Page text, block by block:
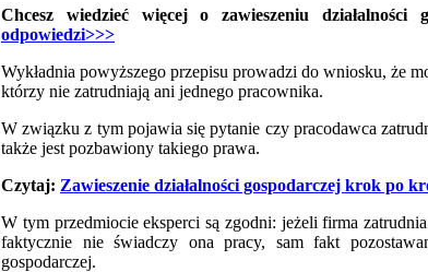
Chcesz wiedzieć więcej o zawieszeniu działalności
odpowiedzi>>>
Wykładnia powyższego przepisu prowadzi do wniosku, że
którzy nie zatrudniają ani jednego pracownika.
W związku z tym pojawia się pytanie czy pracodawca
także jest pozbawiony takiego prawa.
Czytaj: Zawieszenie działalności gospodarczej krok po
W tym przedmiocie eksperci są zgodni: jeżeli firma
faktycznie nie świadczy ona pracy, sam fakt
gospodarczej.